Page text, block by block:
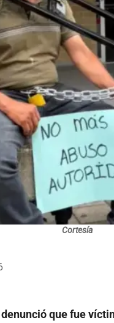
Cortesía
que fue